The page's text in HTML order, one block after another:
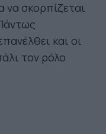
να σκορπίζεται
και οι
τον ρόλο